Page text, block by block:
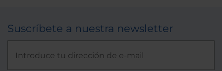
Suscríbete a nuestra newsletter